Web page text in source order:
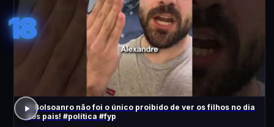
18
O Bolsoanro não foi o único proibido de ver os filhos no dia
dos pais! #política #fyp